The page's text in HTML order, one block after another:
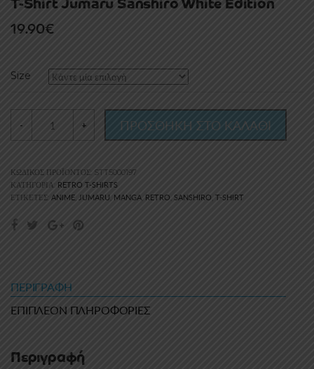
19.90€
Size
- + ΠΡΟΣΘΗΚΗ ΣΤΟ ΚΑΛΑΘΙ
ΚΩΔΙΚΌΣ ΠΡΟΪΌΝΤΟΣ: STT5000197
ΚΑΤΗΓΟΡΊΑ: RETRO T-SHIRTS
ΕΤΙΚΈΤΕΣ: ANIME, JUMARU, MANGA, RETRO, SANSHIRO, T-SHIRT
ΠΕΡΙΓΡΑΦΉ
ΕΠΙΠΛΈΟΝ ΠΛΗΡΟΦΟΡΊΕΣ
Περιγραφή